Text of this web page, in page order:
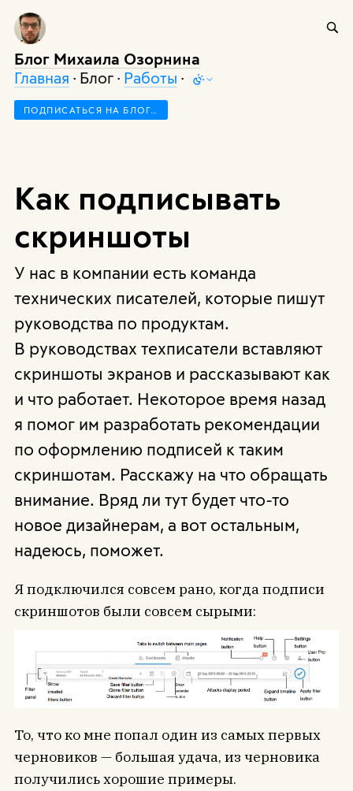
Блог Михаила Озорнина
Главная · Блог · Работы ·
ПОДПИСАТЬСЯ НА БЛОГ…
Как подписывать
скриншоты
У нас в компании есть команда
технических писателей, которые пишут
руководства по продуктам.
В руководствах техписатели вставляют
скриншоты экранов и рассказывают как
и что работает. Некоторое время назад
я помог им разработать рекомендации
по оформлению подписей к таким
скриншотам. Расскажу на что обращать
внимание. Вряд ли тут будет что-то
новое дизайнерам, а вот остальным,
надеюсь, поможет.
Я подключился совсем рано, когда подписи
скриншотов были совсем сырыми:
То, что ко мне попал один из самых первых
черновиков — большая удача, из черновика
получились хорошие примеры.